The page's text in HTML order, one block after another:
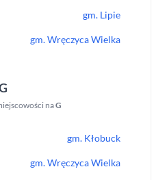
gm. Lipie
gm.Wręczyca Wielka
naG
gm. Kłobuck
gm.Wręczyca Wielka